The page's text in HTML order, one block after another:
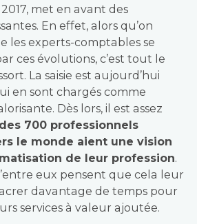
met en avant des
En effet, alors qu’on
les experts-comptables se
ces évolutions, c’est tout le
La saisie est aujourd’hui
en sont chargés comme
Dès lors, il est assez
700 professionnels
le monde aient une vision
de leur profession.
eux pensent que cela leur
davantage de temps pour
services à valeur ajoutée.